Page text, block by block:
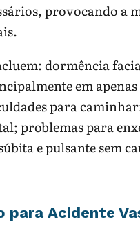
provocando a
dormência
em
para
problemas para
e pulsante sem
para Acidente